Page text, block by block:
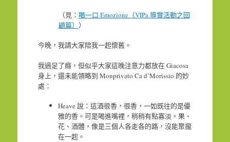
（見： 喝一口 Emozione（VIPa 導賞活動之回
顧篇） ）
今晚，我請大家陪我一起懷舊。
我過足了癮，但似乎大家這晚注意力都放在 Giacosa
身上，還未能領略到 Monprivato Ca d’Morissio 的妙
處：
Heave 說：這酒很香，很香，一如既往的是優
雅的香。可是喝進嘴裡，稍稍有點寡淡。果、
花、酒體，像是三個人各走各的路，沒能聚攏
在一起。